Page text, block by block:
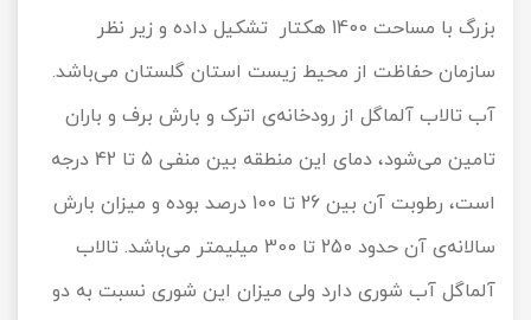
بزرگ با مساحت 1400 هکتار تشکیل داده و زیر نظر
سازمان حفاظت از محیط زیست استان گلستان می‌باشد.
آب تالاب آلماگل از رودخانه‌ی اترک و بارش برف و باران
تامین می‌شود، دمای این منطقه بین منفی 5 تا 42 درجه
است، رطوبت آن بین 26 تا 100 درصد بوده و میزان بارش
سالانه‌‌ی‌ آن حدود 250 تا 300 میلیمتر می‌باشد. تالاب
آلماگل آب شوری دارد ولی میزان این شوری نسبت به دو